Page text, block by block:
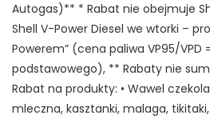
Autogas)** * Rabat nie obejmuje
Shell V-Power Diesel we wtorki –
Powerem” (cena paliwa VP95/VPD
podstawowego), ** Rabaty nie
Rabat na produkty: • Wawel
mleczna, kasztanki, malaga,